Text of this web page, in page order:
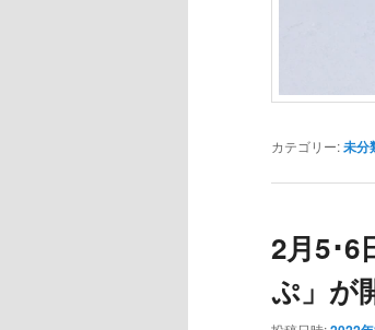
カテゴリー:未分
2月5･6
ぷ」が